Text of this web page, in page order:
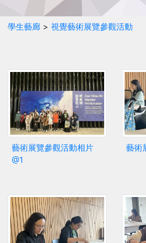
學生藝廊 > 視覺藝術展覽參觀活動
藝術展覽參觀活動相片
@1
藝術